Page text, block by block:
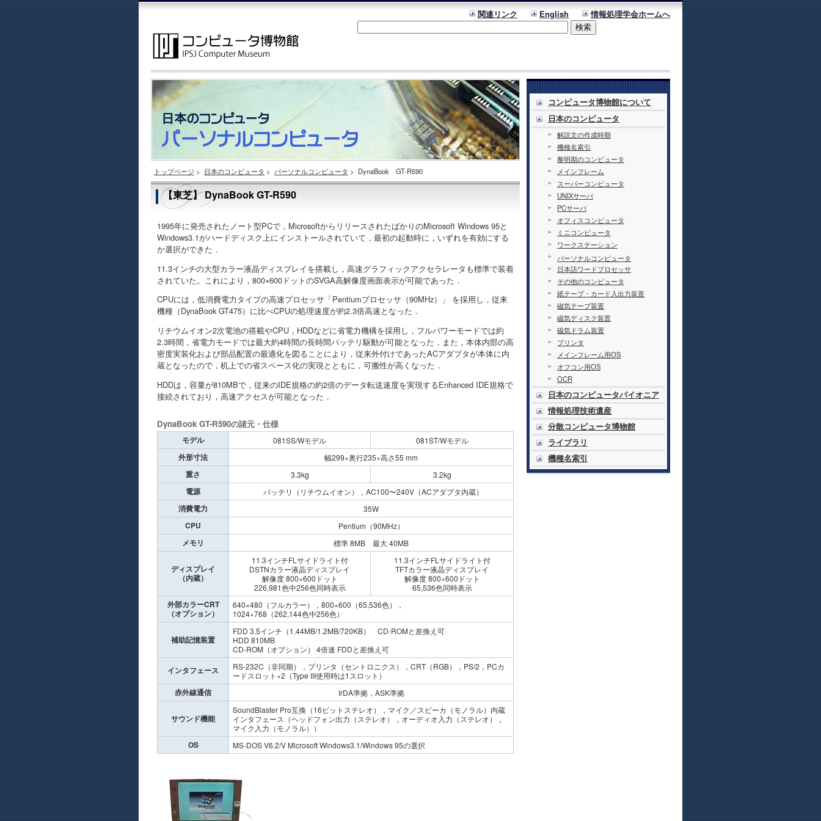
関連リンク English 情報処理学会ホームへ
トップページ > 日本のコンピュータ > パーソナルコンピュータ > DynaBook GT-R590
【東芝】 DynaBook GT-R590
1995年に発売されたノート型PCで，MicrosoftからリリースされたばかりのMicrosoft Windows 95と
Windows3.1がハードディスク上にインストールされていて，最初の起動時に，いずれを有効にする
か選択ができた．
11.3インチの大型カラー液晶ディスプレイを搭載し，高速グラフィックアクセラレータも標準で装着
されていた。これにより，800×600ドットのSVGA高解像度画面表示が可能であった．
CPUには，低消費電力タイプの高速プロセッサ「Pentiumプロセッサ（90MHz）」 を採用し，従来
機種（DynaBook GT475）に比べCPUの処理速度が約2.3倍高速となった．
リチウムイオン2次電池の搭載やCPU，HDDなどに省電力機構を採用し，フルパワーモードでは約
2.3時間，省電力モードでは最大約4時間の長時間バッテリ駆動が可能となった．また，本体内部の高
密度実装化および部品配置の最適化を図ることにより，従来外付けであったACアダプタが本体に内
蔵となったので，机上での省スペース化の実現とともに，可搬性が高くなった．
HDDは，容量が810MBで，従来のIDE規格の約2倍のデータ転送速度を実現するEnhanced IDE規格で
接続されており，高速アクセスが可能となった．
DynaBook GT-R590の諸元・仕様
モデル 081SS/Wモデル 081ST/Wモデル
外形寸法 幅299×奥行235×高さ55 mm
重さ 3.3kg 3.2kg
電源 バッテリ（リチウムイオン），AC100〜240V（ACアダプタ内蔵）
消費電力 35W
CPU Pentium（90MHz）
メモリ 標準 8MB 最大 40MB
ディスプレイ
（内蔵）
11.3インチFLサイドライト付
DSTNカラー液晶ディスプレイ
解像度 800×600ドット
226,981色中256色同時表示
11.3インチFLサイドライト付
TFTカラー液晶ディスプレイ
解像度 800×600ドット
65,536色同時表示
外部カラーCRT
（オプション）
640×480（フルカラー），800×600（65,536色），
1024×768（262,144色中256色）
補助記憶装置
FDD 3.5インチ（1.44MB/1.2MB/720KB） CD-ROMと差換え可
HDD 810MB
CD-ROM（オプション） 4倍速 FDDと差換え可
インタフェース
RS-232C（非同期），プリンタ（セントロニクス），CRT（RGB），PS/2，PCカ
ードスロット×2（Type III使用時は1スロット）
赤外線通信 IrDA準拠，ASK準拠
サウンド機能
SoundBlaster Pro互換（16ビットステレオ），マイク／スピーカ（モノラル）内蔵
インタフェース（ヘッドフォン出力（ステレオ），オーディオ入力（ステレオ），
マイク入力（モノラル））
OS MS-DOS V6.2/V Microsoft Windows3.1/Windows 95の選択
コンピュータ博物館について
日本のコンピュータ
解説文の作成時期
機種名索引
黎明期のコンピュータ
メインフレーム
スーパーコンピュータ
UNIXサーバ
PCサーバ
オフィスコンピュータ
ミニコンピュータ
ワークステーション
パーソナルコンピュータ
日本語ワードプロセッサ
その他のコンピュータ
紙テープ・カード入出力装置
磁気テープ装置
磁気ディスク装置
磁気ドラム装置
プリンタ
メインフレーム用OS
オフコン用OS
OCR
日本のコンピュータパイオニア
情報処理技術遺産
分散コンピュータ博物館
ライブラリ
機種名索引